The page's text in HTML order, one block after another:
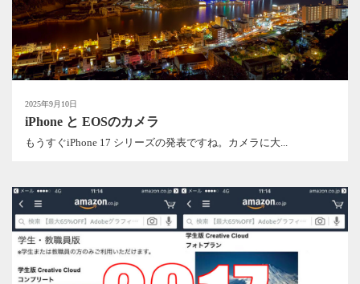
2025年9月10日
iPhone と EOSのカメラ
もうすぐiPhone 17 シリーズの発表ですね。カメラに大...